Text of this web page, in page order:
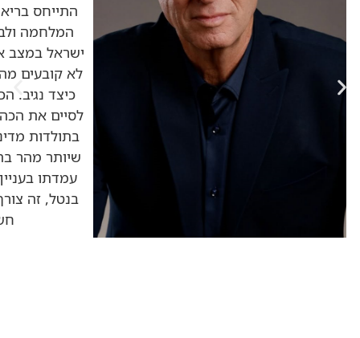
התייחס
המלחמה
ישראל במצב
לא קובעים מה
כיצד נגיב.
לסיים את
בתולדות
שיותר מהר
עמדתו
בנטל, זה